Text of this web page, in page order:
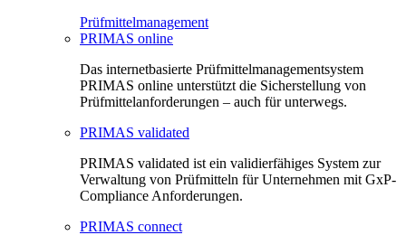
Prüfmittelmanagement
PRIMAS online
Das internetbasierte Prüfmittelmanagementsystem
PRIMAS online unterstützt die Sicherstellung von
Prüfmittelanforderungen – auch für unterwegs.
PRIMAS validated
PRIMAS validated ist ein validierfähiges System zur
Verwaltung von Prüfmitteln für Unternehmen mit GxP-
Compliance Anforderungen.
PRIMAS connect